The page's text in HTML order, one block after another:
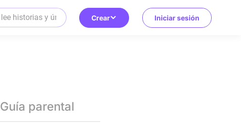
Crear Iniciar sesión
Guía parental